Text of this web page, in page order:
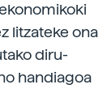
litzateke ona
diru-
handiagoa